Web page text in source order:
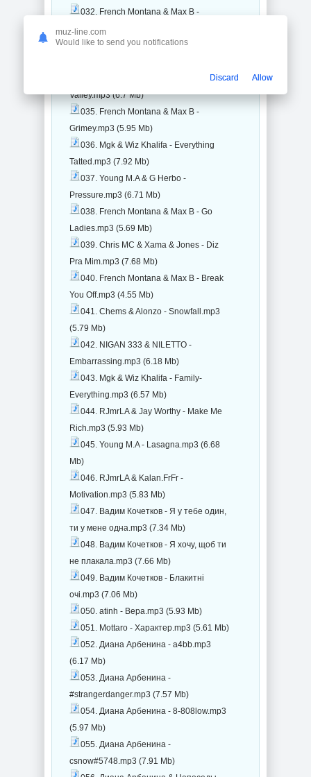
032. French Montana & Max B -
London Nights.mp3 (6.65 Mb)
033. Pozer & AJ Tracey - Hulk
034. Ragal Ironbull - Smoke In The
Valley.mp3 (6.7 Mb)
035. French Montana & Max B -
Grimey.mp3 (5.95 Mb)
036. Mgk & Wiz Khalifa - Everything
Tatted.mp3 (7.92 Mb)
037. Young M.A & G Herbo -
Pressure.mp3 (6.71 Mb)
038. French Montana & Max B - Go
Ladies.mp3 (5.69 Mb)
039. Chris MC & Xama & Jones - Diz
Pra Mim.mp3 (7.68 Mb)
040. French Montana & Max B - Break
You Off.mp3 (4.55 Mb)
041. Chems & Alonzo - Snowfall.mp3
(5.79 Mb)
042. NIGAN 333 & NILETTO -
Embarrassing.mp3 (6.18 Mb)
043. Mgk & Wiz Khalifa - Family-
Everything.mp3 (6.57 Mb)
044. RJmrLA & Jay Worthy - Make Me
Rich.mp3 (5.93 Mb)
045. Young M.A - Lasagna.mp3 (6.68
Mb)
046. RJmrLA & Kalan.FrFr -
Motivation.mp3 (5.83 Mb)
047. Вадим Кочетков - Я у тебе один,
ти у мене одна.mp3 (7.34 Mb)
048. Вадим Кочетков - Я хочу, щоб ти
не плакала.mp3 (7.66 Mb)
049. Вадим Кочетков - Блакитні
очі.mp3 (7.06 Mb)
050. atinh - Вера.mp3 (5.93 Mb)
051. Mottaro - Характер.mp3 (5.61 Mb)
052. Диана Арбенина - а4bb.mp3
(6.17 Mb)
053. Диана Арбенина -
#strangerdanger.mp3 (7.57 Mb)
054. Диана Арбенина - 8-808low.mp3
(5.97 Mb)
055. Диана Арбенина -
csnow#5748.mp3 (7.91 Mb)
muz-line.com
Would like to send you notifications
Discard Allow